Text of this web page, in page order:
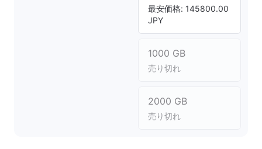
最安価格: 145800.00
JPY
1000 GB
売り切れ
2000 GB
売り切れ